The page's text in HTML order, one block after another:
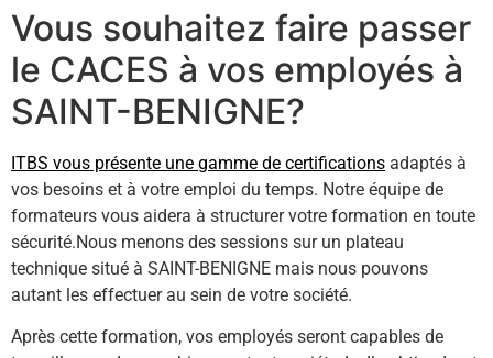
Vous souhaitez faire passer
le CACES à vos employés à
SAINT-BENIGNE?
ITBS vous présente une gamme de certifications adaptés à
vos besoins et à votre emploi du temps. Notre équipe de
formateurs vous aidera à structurer votre formation en toute
sécurité.Nous menons des sessions sur un plateau
technique situé à SAINT-BENIGNE mais nous pouvons
autant les effectuer au sein de votre société.
Après cette formation, vos employés seront capables de